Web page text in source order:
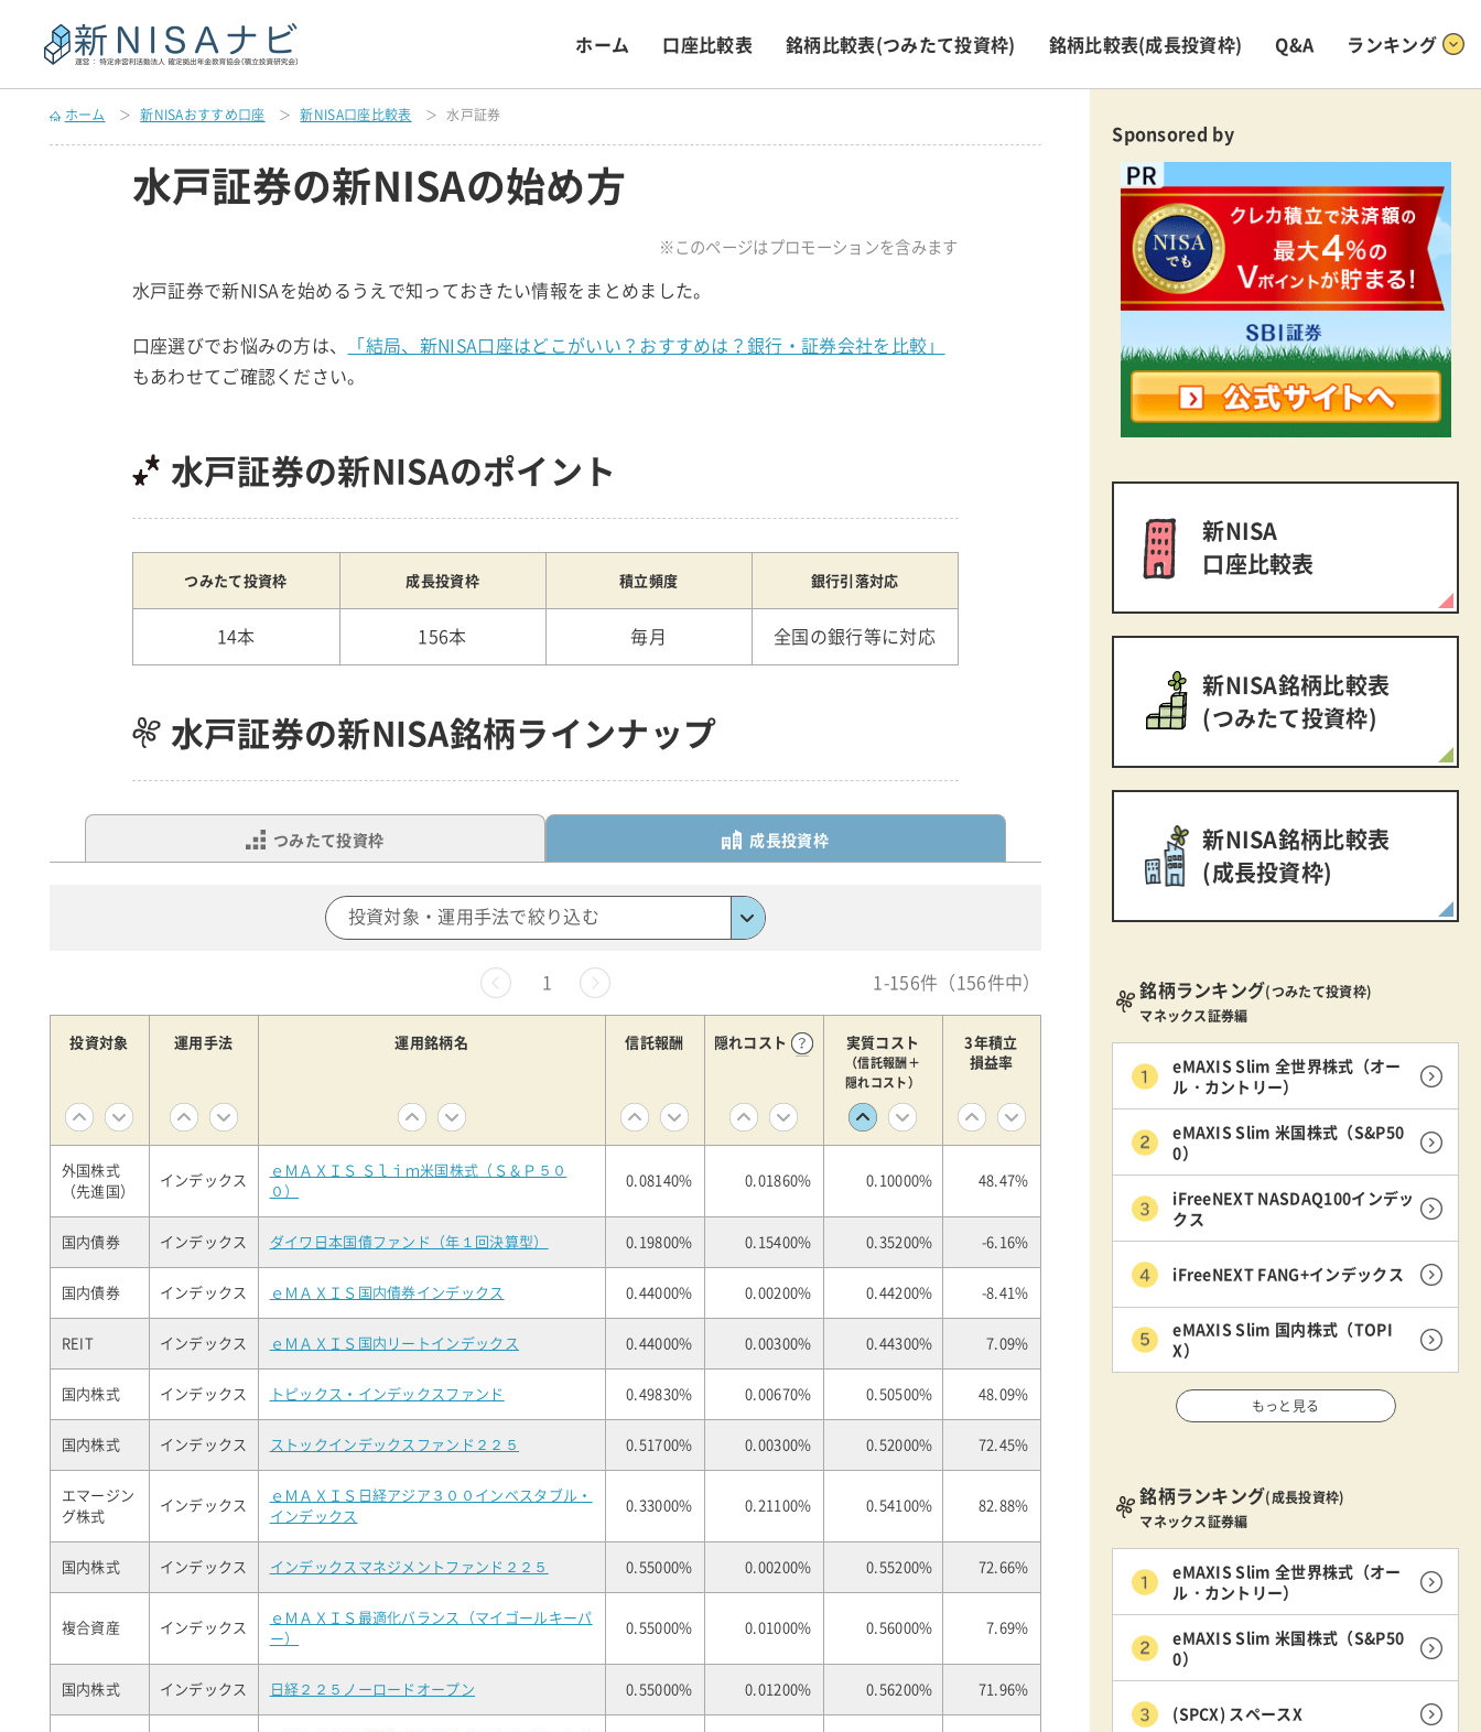
ホーム 口座比較表 銘柄比較表(つみたて投資枠) 銘柄比較表(成長投資枠) Q&A ランキング
ホーム 新NISAおすすめ口座 新NISA口座比較表 水戸証券
水戸証券の新NISAの始め方
※このページはプロモーションを含みます
水戸証券で新NISAを始めるうえで知っておきたい情報をまとめました。
口座選びでお悩みの方は、
「結局、新NISA口座はどこがいい？おすすめは？銀行・証券会社を比較」
もあわせてご確認ください。
水戸証券の新NISAのポイント
つみたて投資枠 成長投資枠 積立頻度 銀行引落対応
14本 156本 毎月 全国の銀行等に対応
水戸証券の新NISA銘柄ラインナップ
つみたて投資枠 成長投資枠
投資対象・運用手法で絞り込む
前へ1次へ 1-156件（156件中）
投資対象 運用手法 運用銘柄名 信託報酬 隠れコスト 実質コスト
（信託報酬＋
隠れコスト）
3年積立
損益率
外国株式
（先進国）
インデックス
ｅＭＡＸＩＳ Ｓｌｉｍ米国株式（Ｓ＆Ｐ５０
０）
0.08140% 0.01860% 0.10000% 48.47%
国内債券 インデックス ダイワ日本国債ファンド（年１回決算型） 0.19800% 0.15400% 0.35200% -6.16%
国内債券 インデックス ｅＭＡＸＩＳ国内債券インデックス 0.44000% 0.00200% 0.44200% -8.41%
REIT インデックス ｅＭＡＸＩＳ国内リートインデックス 0.44000% 0.00300% 0.44300% 7.09%
国内株式 インデックス トピックス・インデックスファンド 0.49830% 0.00670% 0.50500% 48.09%
国内株式 インデックス ストックインデックスファンド２２５ 0.51700% 0.00300% 0.52000% 72.45%
エマージン
グ株式
インデックス
ｅＭＡＸＩＳ日経アジア３００インベスタブル・
インデックス
0.33000% 0.21100% 0.54100% 82.88%
国内株式 インデックス インデックスマネジメントファンド２２５ 0.55000% 0.00200% 0.55200% 72.66%
複合資産 インデックス
ｅＭＡＸＩＳ最適化バランス（マイゴールキーパ
ー）
0.55000% 0.01000% 0.56000% 7.69%
国内株式 インデックス 日経２２５ノーロードオープン 0.55000% 0.01200% 0.56200% 71.96%
Sponsored by
新NISA
口座比較表
新NISA銘柄比較表
(つみたて投資枠)
新NISA銘柄比較表
(成長投資枠)
銘柄ランキング(つみたて投資枠)
マネックス証券編
eMAXIS Slim 全世界株式（オー
ル・カントリー）
eMAXIS Slim 米国株式（S&P50
0）
iFreeNEXT NASDAQ100インデッ
クス
iFreeNEXT FANG+インデックス
eMAXIS Slim 国内株式（TOPI
X）
もっと見る
銘柄ランキング(成長投資枠)
マネックス証券編
eMAXIS Slim 全世界株式（オー
ル・カントリー）
eMAXIS Slim 米国株式（S&P50
0）
(SPCX) スペースX